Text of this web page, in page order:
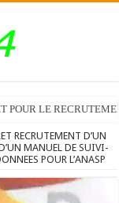
POUR LE
RECRUTEMENT D’UN
MANUEL DE SUIVI-
POUR L’ANASP